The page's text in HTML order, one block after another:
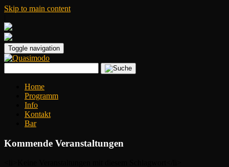
Skip to main content
Toggle navigation
Home
Programm
Info
Kontakt
Bar
Kommende Veranstaltungen